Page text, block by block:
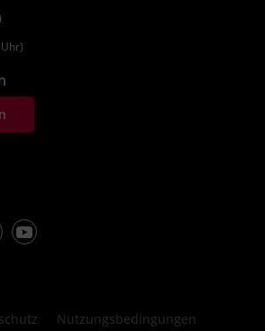
Youtube
Nutzungsbedingungen